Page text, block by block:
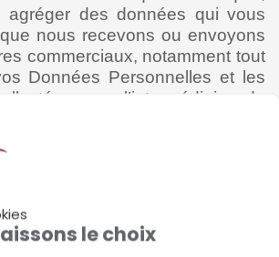
le choix
agréger des données qui vous
nous recevons ou envoyons
commerciaux, notamment tout
Données Personnelles et les
par l’intermédiaire de
agrégées ne seront
les finalités décrites ci-dessus.
votre attention sur le fait que si
de nous laisser accéder à
informations, notamment à vos
par l’intermédiaire de